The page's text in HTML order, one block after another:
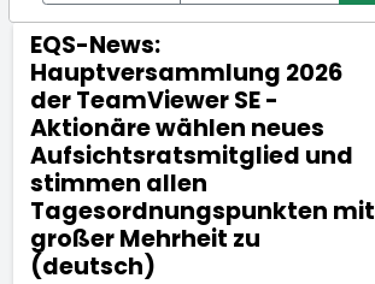
EQS-News:
Hauptversammlung 2026
der TeamViewer SE -
Aktionäre wählen neues
Aufsichtsratsmitglied und
stimmen allen
Tagesordnungspunkten mit
großer Mehrheit zu
(deutsch)